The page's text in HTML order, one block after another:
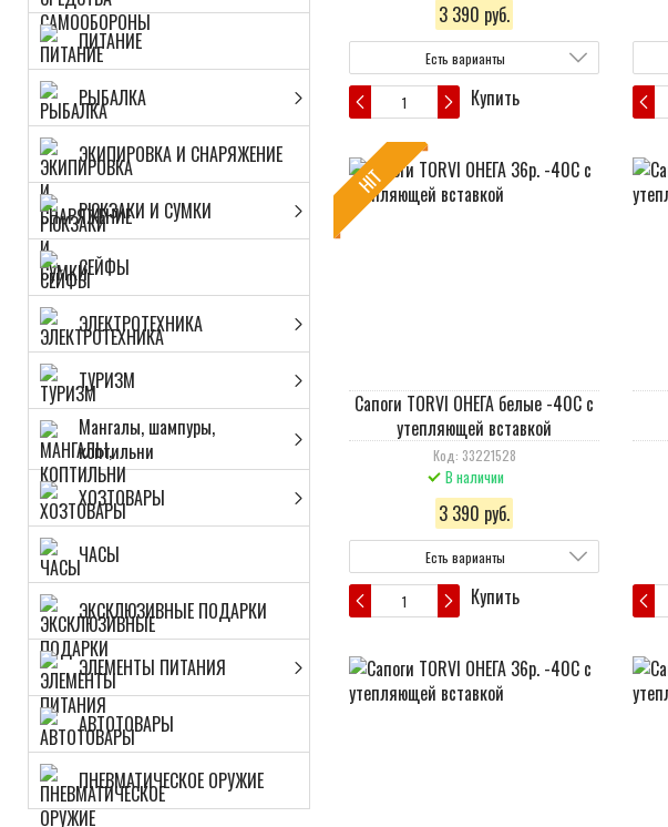
ПИТАНИЕ
РЫБАЛКА
ЭКИПИРОВКА И СНАРЯЖЕНИЕ
РЮКЗАКИ И СУМКИ
СЕЙФЫ
ЭЛЕКТРОТЕХНИКА
ТУРИЗМ
Мангалы, шампуры,
коптильни
ХОЗТОВАРЫ
ЧАСЫ
ЭКСКЛЮЗИВНЫЕ ПОДАРКИ
ЭЛЕМЕНТЫ ПИТАНИЯ
АВТОТОВАРЫ
ПНЕВМАТИЧЕСКОЕ ОРУЖИЕ
3 390 руб.
Есть варианты
Купить
HIT
Сапоги TORVI ОНЕГА белые -40С с
утепляющей вставкой
Код: 33221528
В наличии
3 390 руб.
Есть варианты
Купить